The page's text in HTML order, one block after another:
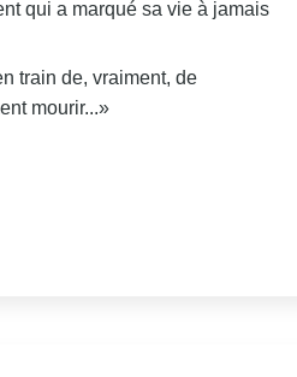
qui a marqué sa vie à jamais
train de, vraiment, de
mourir...»